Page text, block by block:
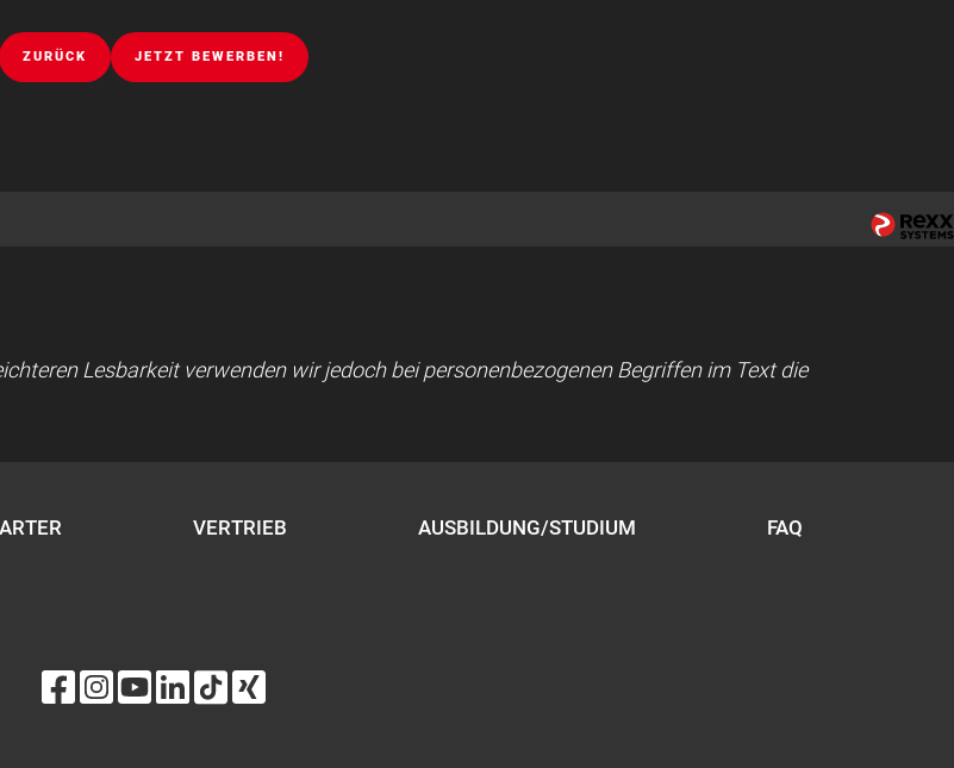
ZURÜCK JETZT BEWERBEN!
Lesbarkeit verwenden wir jedoch bei personenbezogenen Begriffen im Text die
VERTRIEB AUSBILDUNG/STUDIUM FAQ